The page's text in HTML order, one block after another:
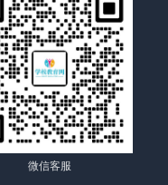
微信客服